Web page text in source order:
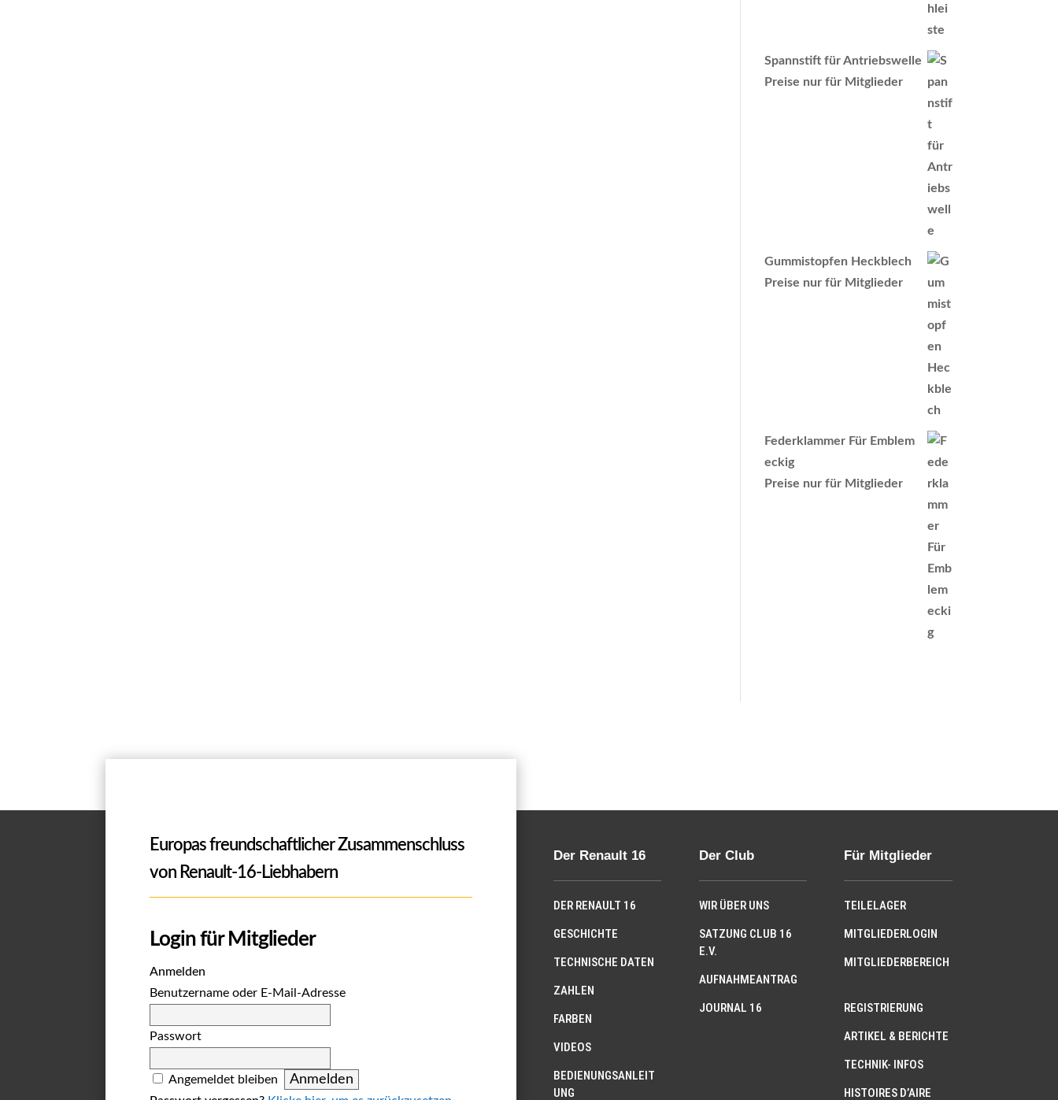
Spannstift für Antriebswelle
Preise nur für Mitglieder
Gummistopfen Heckblech
Preise nur für Mitglieder
Federklammer Für Emblem
eckig
Preise nur für Mitglieder
Europas freundschaftlicher Zusammenschluss
von Renault-16-Liebhabern
Login für Mitglieder
Anmelden
Benutzername oder E-Mail-Adresse
Passwort
Angemeldet bleiben
Der Renault 16
DER RENAULT 16
GESCHICHTE
TECHNISCHE DATEN
ZAHLEN
FARBEN
VIDEOS
BEDIENUNGSANLEIT
UNG
Der Club
WIR ÜBER UNS
SATZUNG CLUB 16
E.V.
AUFNAHMEANTRAG
JOURNAL 16
Für Mitglieder
TEILELAGER
MITGLIEDERLOGIN
MITGLIEDERBEREICH
REGISTRIERUNG
ARTIKEL & BERICHTE
TECHNIK- INFOS
HISTOIRES D’AIRE